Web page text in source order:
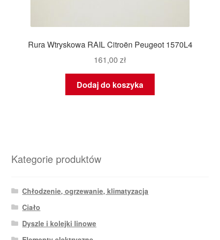
Rura Wtryskowa RAIL Citroën Peugeot 1570L4
161,00 zł
Dodaj do koszyka
Kategorie produktów
Chłodzenie, ogrzewanie, klimatyzacja
Ciało
Dyszle i kolejki linowe